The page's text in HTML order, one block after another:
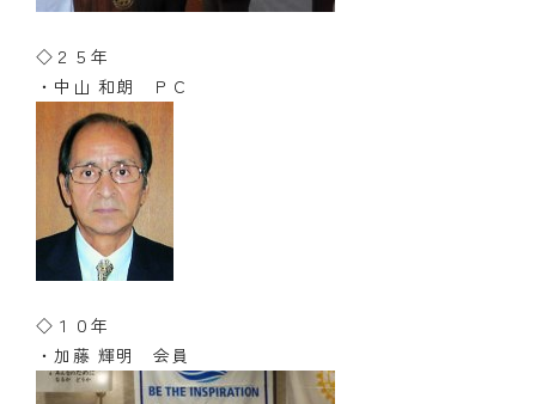
◇２５年
・中山 和朗 ＰＣ
◇１０年
・加藤 輝明 会員